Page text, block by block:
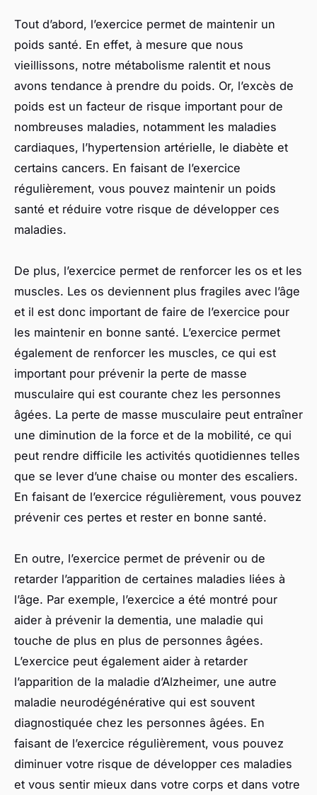
Tout d’abord, l’exercice permet de maintenir un
poids santé. En effet, à mesure que nous
vieillissons, notre métabolisme ralentit et nous
avons tendance à prendre du poids. Or, l’excès de
poids est un facteur de risque important pour de
nombreuses maladies, notamment les maladies
cardiaques, l’hypertension artérielle, le diabète et
certains cancers. En faisant de l’exercice
régulièrement, vous pouvez maintenir un poids
santé et réduire votre risque de développer ces
maladies.
De plus, l’exercice permet de renforcer les os et les
muscles. Les os deviennent plus fragiles avec l’âge
et il est donc important de faire de l’exercice pour
les maintenir en bonne santé. L’exercice permet
également de renforcer les muscles, ce qui est
important pour prévenir la perte de masse
musculaire qui est courante chez les personnes
âgées. La perte de masse musculaire peut entraîner
une diminution de la force et de la mobilité, ce qui
peut rendre difficile les activités quotidiennes telles
que se lever d’une chaise ou monter des escaliers.
En faisant de l’exercice régulièrement, vous pouvez
prévenir ces pertes et rester en bonne santé.
En outre, l’exercice permet de prévenir ou de
retarder l’apparition de certaines maladies liées à
l’âge. Par exemple, l’exercice a été montré pour
aider à prévenir la dementia, une maladie qui
touche de plus en plus de personnes âgées.
L’exercice peut également aider à retarder
l’apparition de la maladie d’Alzheimer, une autre
maladie neurodégénérative qui est souvent
diagnostiquée chez les personnes âgées. En
faisant de l’exercice régulièrement, vous pouvez
diminuer votre risque de développer ces maladies
et vous sentir mieux dans votre corps et dans votre